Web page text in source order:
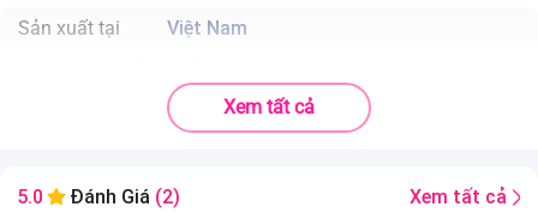
Sản xuất tại
Việt Nam
100% cotton
Nhà sản xuất
MiDa Mec (Việt Nam )
Xem tất cả
5.0 Đánh Giá (2)
Xem tất cả